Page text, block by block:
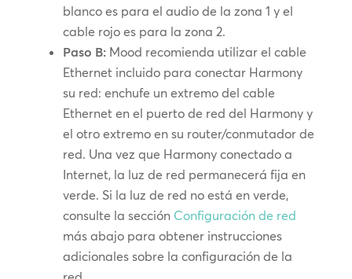
blanco es para el audio de la zona 1 y el
cable rojo es para la zona 2.
Paso B:Mood recomienda utilizar el cable
Ethernet incluido para conectar Harmony
su red: enchufe un extremo del cable
Ethernet en el puerto de red del Harmony y
el otro extremo en su router/conmutador de
red. Una vez que Harmony conectado a
Internet, la luz de red permanecerá fija en
verde. Si la luz de red no está en verde,
consulte la sección Configuración de red
más abajo para obtener instrucciones
adicionales sobre la configuración de la